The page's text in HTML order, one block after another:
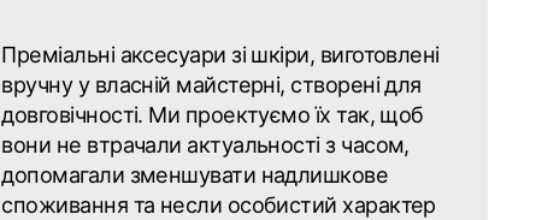
Преміальні аксесуари зі шкіри, виготовлені
вручну у власній майстерні, створені для
довговічності. Ми проектуємо їх так, щоб
вони не втрачали актуальності з часом,
допомагали зменшувати надлишкове
споживання та несли особистий характер